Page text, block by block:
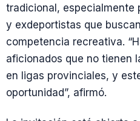
tradicional, especialmente
y exdeportistas que
competencia recreativa.
aficionados que no tienen
en ligas provinciales, y
oportunidad”, afirmó.